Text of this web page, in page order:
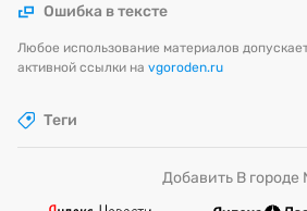
Ошибка в тексте
Любое использование материалов
активной ссылки на vgoroden.ru
Теги
Добавить В городе